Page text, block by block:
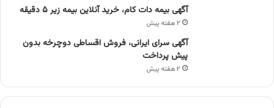
آگهی بیمه دات کام، خرید آنلاین بیمه زیر ۵ دقیقه
۲ هفته پیش
آگهی سرای ایرانی، فروش اقساطی دوچرخه بدون
پیش پرداخت
۲ هفته پیش